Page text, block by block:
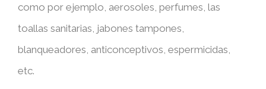
como por ejemplo, aerosoles, perfumes, las
toallas sanitarias, jabones tampones,
blanqueadores, anticonceptivos, espermicidas,
etc.